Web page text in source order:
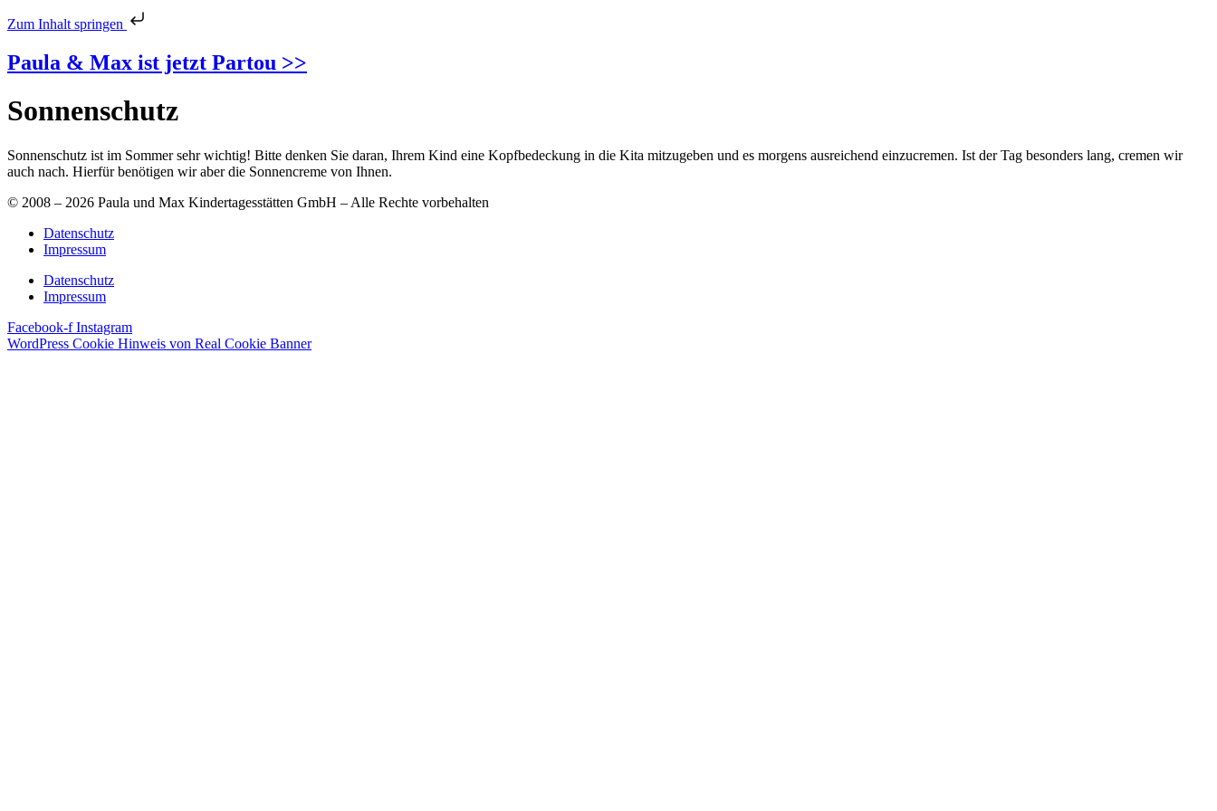
Zum Inhalt springen
Paula & Max ist jetzt Partou >>
Sonnenschutz
Sonnenschutz ist im Sommer sehr wichtig! Bitte denken Sie daran, Ihrem Kind eine Kopfbedeckung in die Kita mitzugeben und es morgens ausreichend einzucremen. Ist der Tag besonders lang, cremen wir
auch nach. Hierfür benötigen wir aber die Sonnencreme von Ihnen.
© 2008 – 2026 Paula und Max Kindertagesstätten GmbH – Alle Rechte vorbehalten
Datenschutz
Impressum
Datenschutz
Impressum
Facebook-f Instagram
WordPress Cookie Hinweis von Real Cookie Banner